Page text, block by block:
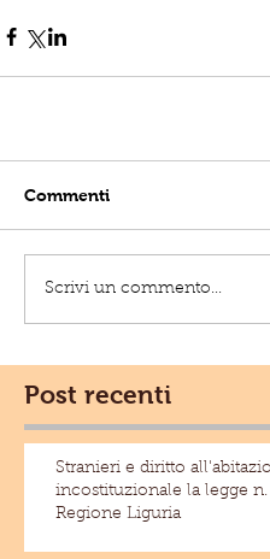
Post recenti
Commenti
Scrivi un commento...
Stranieri e diritto
incostituzionale la legge n.
Regione Liguria